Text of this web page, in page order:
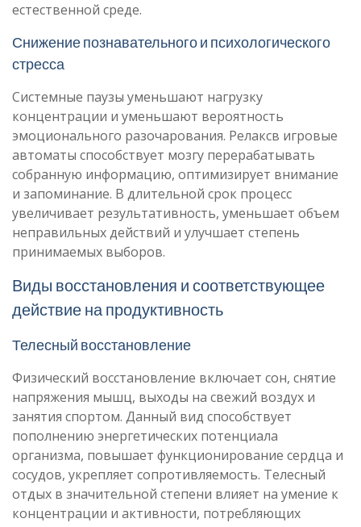
естественной среде.
Снижение познавательного и психологического
стресса
Системные паузы уменьшают нагрузку
концентрации и уменьшают вероятность
эмоционального разочарования. Релаксв игровые
автоматы способствует мозгу перерабатывать
собранную информацию, оптимизирует внимание
и запоминание. В длительной срок процесс
увеличивает результативность, уменьшает объем
неправильных действий и улучшает степень
принимаемых выборов.
Виды восстановления и соответствующее
действие на продуктивность
Телесный восстановление
Физический восстановление включает сон, снятие
напряжения мышц, выходы на свежий воздух и
занятия спортом. Данный вид способствует
пополнению энергетических потенциала
организма, повышает функционирование сердца и
сосудов, укрепляет сопротивляемость. Телесный
отдых в значительной степени влияет на умение к
концентрации и активности, потребляющих